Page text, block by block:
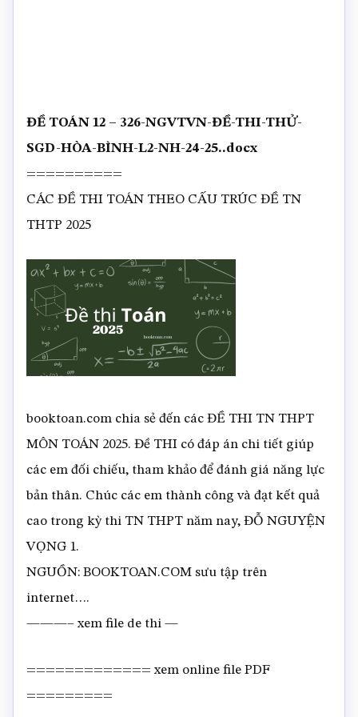
ĐỀ TOÁN 12 – 326-NGVTVN-ĐỀ-THI-THỬ-
SGD-HÒA-BÌNH-L2-NH-24-25..docx
==========
CÁC ĐỀ THI TOÁN THEO CẤU TRÚC ĐỀ TN
THTP 2025
booktoan.com chia sẻ đến các ĐỀ THI TN THPT
MÔN TOÁN 2025. Đề THI có đáp án chi tiết giúp
các em đối chiếu, tham khảo để đánh giá năng lực
bản thân. Chúc các em thành công và đạt kết quả
cao trong kỳ thi TN THPT năm nay, ĐỖ NGUYỆN
VỌNG 1.
NGUỒN: BOOKTOAN.COM sưu tập trên
internet….
———– xem file de thi —
============= xem online file PDF
=========